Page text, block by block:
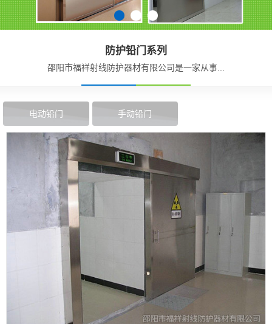
防护铅门系列
邵阳市福祥射线防护器材有限公司是一家从事...
电动铅门 手动铅门